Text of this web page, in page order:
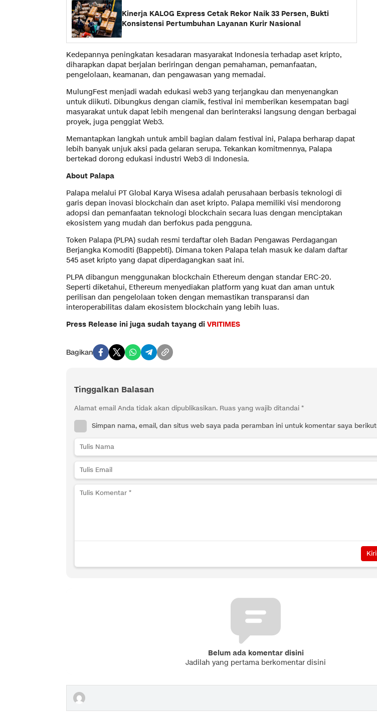
Kinerja KALOG Express Cetak Rekor Naik 33 Persen, Bukti
Konsistensi Pertumbuhan Layanan Kurir Nasional
Kedepannya peningkatan kesadaran masyarakat Indonesia terhadap aset kripto,
diharapkan dapat berjalan beriringan dengan pemahaman, pemanfaatan,
pengelolaan, keamanan, dan pengawasan yang memadai.
MulungFest menjadi wadah edukasi web3 yang terjangkau dan menyenangkan
untuk diikuti. Dibungkus dengan ciamik, festival ini memberikan kesempatan bagi
masyarakat untuk dapat lebih mengenal dan berinteraksi langsung dengan berbagai
proyek, juga penggiat Web3.
Memantapkan langkah untuk ambil bagian dalam festival ini, Palapa berharap dapat
lebih banyak unjuk aksi pada gelaran serupa. Tekankan komitmennya, Palapa
bertekad dorong edukasi industri Web3 di Indonesia.
About Palapa
Palapa melalui PT Global Karya Wisesa adalah perusahaan berbasis teknologi di
garis depan inovasi blockchain dan aset kripto. Palapa memiliki visi mendorong
adopsi dan pemanfaatan teknologi blockchain secara luas dengan menciptakan
ekosistem yang mudah dan berfokus pada pengguna.
Token Palapa (PLPA) sudah resmi terdaftar oleh Badan Pengawas Perdagangan
Berjangka Komoditi (Bappebti). Dimana token Palapa telah masuk ke dalam daftar
545 aset kripto yang dapat diperdagangkan saat ini.
PLPA dibangun menggunakan blockchain Ethereum dengan standar ERC-20.
Seperti diketahui, Ethereum menyediakan platform yang kuat dan aman untuk
perilisan dan pengelolaan token dengan memastikan transparansi dan
interoperabilitas dalam ekosistem blockchain yang lebih luas.
Press Release ini juga sudah tayang di VRITIMES
Bagikan
Tinggalkan Balasan
Alamat email Anda tidak akan dipublikasikan. Ruas yang wajib ditandai *
Simpan nama, email, dan situs web saya pada peramban ini untuk komentar saya
Belum ada komentar disini
Jadilah yang pertama berkomentar disini